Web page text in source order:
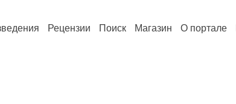
Рецензии Поиск Магазин О портале